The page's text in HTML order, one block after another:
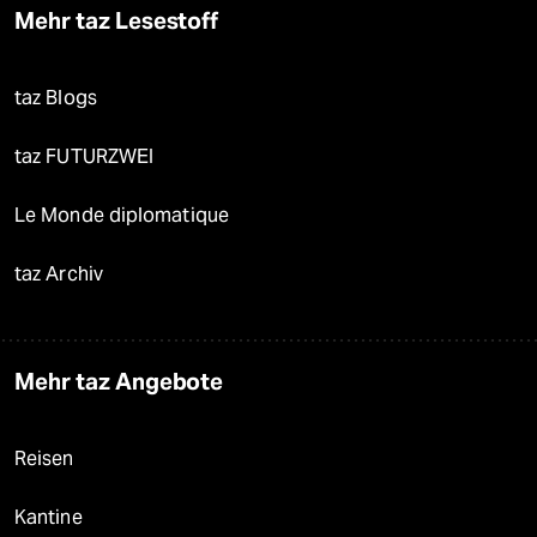
Mehr taz Lesestoff
taz Blogs
taz FUTURZWEI
Le Monde diplomatique
taz Archiv
Mehr taz Angebote
Reisen
Kantine